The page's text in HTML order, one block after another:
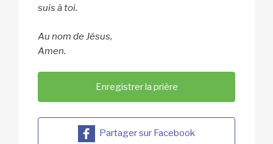
suis à toi.
Au nom de Jésus,
Amen.
Enregistrer la prière
Partager sur Facebook